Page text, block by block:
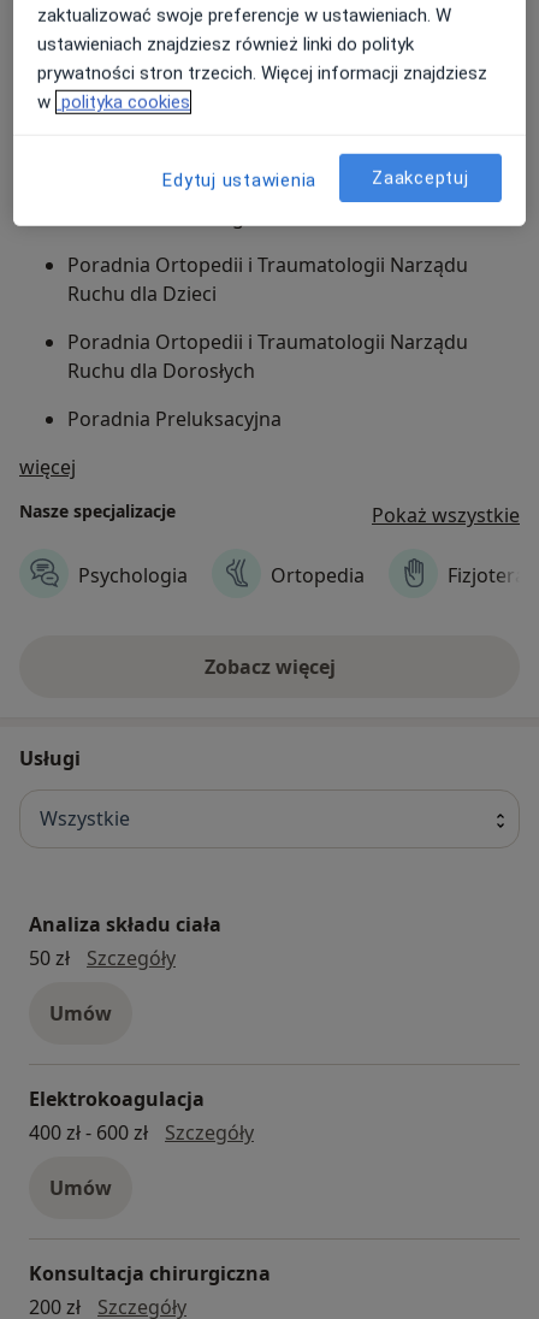
Poradnia Urologiczna
Poradnia Neurologiczna
Poradnia Endokrynologiczna
Poradnia Ortopedii i Traumatologii Narządu
Ruchu dla Dzieci
Poradnia Ortopedii i Traumatologii Narządu
Ruchu dla Dorosłych
Poradnia Preluksacyjna
Poradnia Wad Postawy
Poradnia Medycyny Sportowej
Poradnia Zdrowia Psychicznego
Poradnia Ginekologiczna
więcej
Nasze specjalizacje Pokaż wszystkie
Psychologia Ortopedia
Zobacz więcej
Usługi
Wszystkie
Analiza składu ciała
50 zł
SzczegółyAnaliza składu ciała
Umów
Elektrokoagulacja
400 zł - 600 zł
Szczegółyelektrokoagulacja
Umów
Konsultacja chirurgiczna
200 zł
SzczegółyKonsultacja chirurgiczna
zaktualizować swoje preferencje w ustawieniach. W
ustawieniach znajdziesz również linki do polityk
prywatności stron trzecich. Więcej informacji znajdziesz
w polityka cookies
Edytuj ustawienia Zaakceptuj